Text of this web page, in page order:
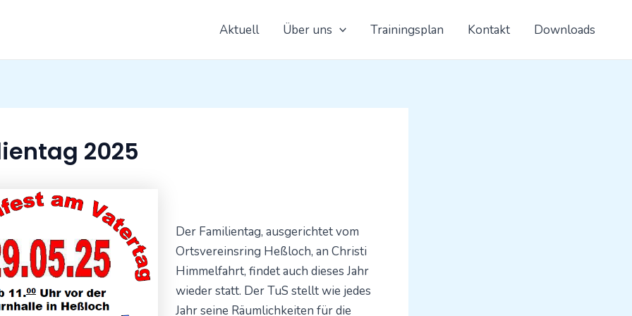
Aktuell Über uns Trainingsplan Kontakt Downloads
2025
Der Familientag, ausgerichtet vom
Ortsvereinsring Heßloch, an Christi
Himmelfahrt, findet auch dieses Jahr
wieder statt. Der TuS stellt wie jedes
Jahr seine Räumlichkeiten für die